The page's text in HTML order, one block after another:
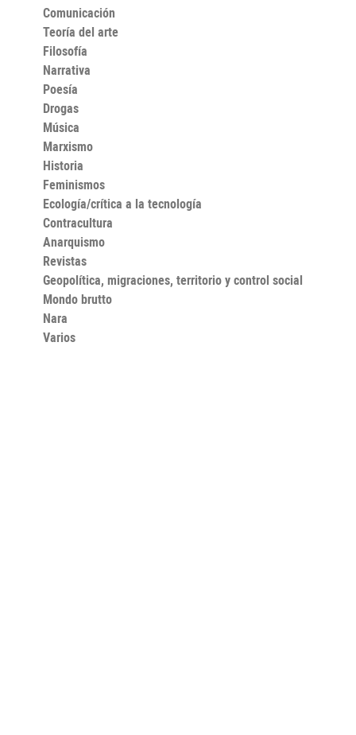
Comunicación
Teoría del arte
Filosofía
Narrativa
Poesía
Drogas
Música
Marxismo
Historia
Feminismos
Ecología/crítica a la tecnología
Contracultura
Anarquismo
Revistas
Geopolítica, migraciones, territorio y control social
Mondo brutto
Nara
Varios